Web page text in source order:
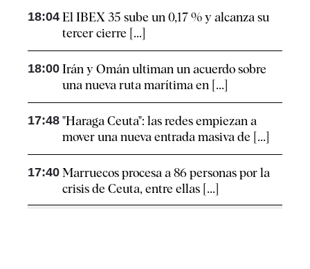
18:04 El IBEX 35 sube un 0,17 % y alcanza su
tercer cierre [...]
18:00 Irán y Omán ultiman un acuerdo sobre
una nueva ruta marítima en [...]
17:48 "Haraga Ceuta": las redes empiezan a
mover una nueva entrada masiva de [...]
17:40 Marruecos procesa a 86 personas por la
crisis de Ceuta, entre ellas [...]